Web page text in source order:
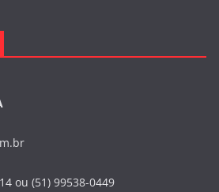
ou (51) 99538-0449